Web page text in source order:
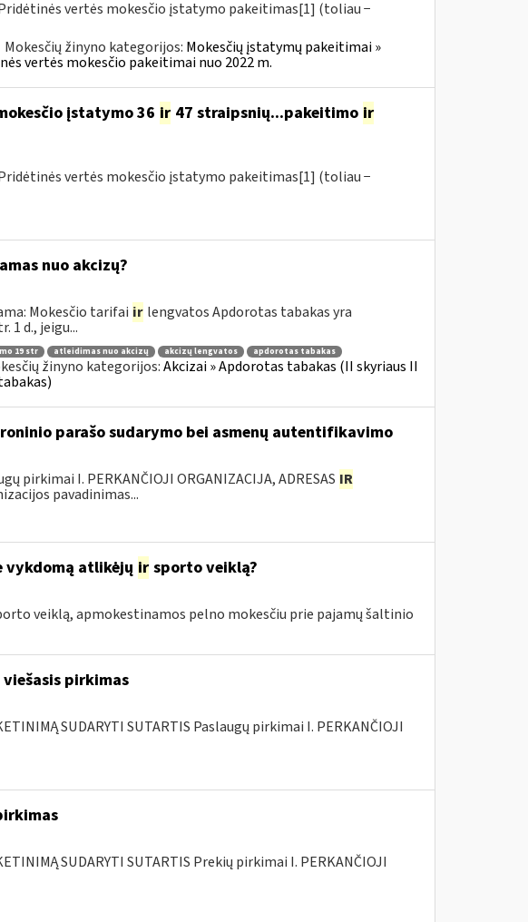
vertės mokesčio įstatymo pakeitimas[1] (toliau −
Mokesčių žinyno kategorijos: Mokesčių įstatymų pakeitimai »
vertės mokesčio pakeitimai nuo 2022 m.
įstatymo 36 ir47 straipsnių...pakeitimo ir
vertės mokesčio įstatymo pakeitimas[1] (toliau −
nuo akcizų?
Mokesčio tarifai ir lengvatos Apdorotas tabakas yra
1 d., jeigu...
19 str atleidimas nuo akcizų akcizų lengvatos
apdorotas tabakas
žinyno kategorijos:Akcizai » Apdorotas tabakas (II skyriaus II
parašo sudarymo bei asmenų autentifikavimo
pirkimai I. PERKANČIOJI ORGANIZACIJA, ADRESAS IR
pavadinimas...
vykdomą atlikėjų irsporto veiklą?
veiklą, apmokestinamos pelno mokesčiu prie pajamų šaltinio
pirkimas
SUDARYTI SUTARTIS Paslaugų pirkimai I. PERKANČIOJI
SUDARYTI SUTARTIS Prekių pirkimai I. PERKANČIOJI